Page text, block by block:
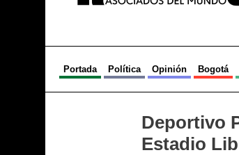
Portada Política Opinión Bogotá
Deportivo
Estadio